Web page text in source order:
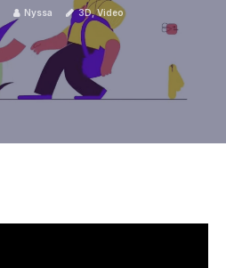
Nyssa 3D, Video